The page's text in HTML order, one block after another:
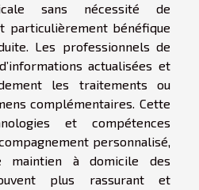
sans nécessité de
particulièrement bénéfique
Les professionnels de
actualisées et
les traitements ou
complémentaires. Cette
et compétences
personnalisé,
à domicile des
plus rassurant et